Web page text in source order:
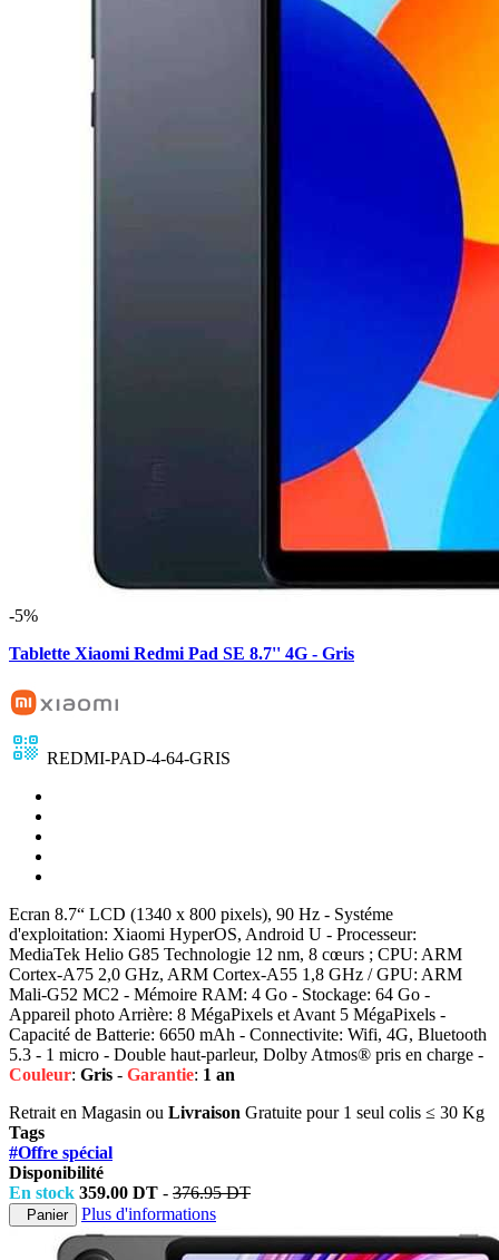
-5%
Tablette Xiaomi Redmi Pad SE 8.7'' 4G - Gris
REDMI-PAD-4-64-GRIS
Ecran 8.7“ LCD (1340 x 800 pixels), 90 Hz - Systéme
d'exploitation: Xiaomi HyperOS, Android U - Processeur:
MediaTek Helio G85 Technologie 12 nm, 8 cœurs ; CPU: ARM
Cortex-A75 2,0 GHz, ARM Cortex-A55 1,8 GHz / GPU: ARM
Mali-G52 MC2 - Mémoire RAM: 4 Go - Stockage: 64 Go -
Appareil photo Arrière: 8 MégaPixels et Avant 5 MégaPixels -
Capacité de Batterie: 6650 mAh - Connectivite: Wifi, 4G, Bluetooth
5.3 - 1 micro - Double haut-parleur, Dolby Atmos® pris en charge -
Couleur: Gris - Garantie: 1 an
Retrait en Magasin ou Livraison Gratuite pour 1 seul colis ≤ 30 Kg
Tags
#Offre spécial
Disponibilité
En stock 359.00 DT - 376.95 DT
Panier Plus d'informations